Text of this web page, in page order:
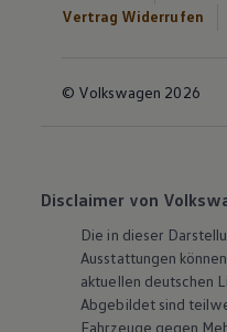
Vertrag Widerrufen
© Volkswagen 2026
Disclaimer von
Die in dieser
Ausstattungen
aktuellen deutschen
Abgebildet sind
Fahrzeuge gegen